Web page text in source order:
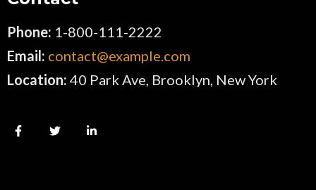
Phone: 1-800-111-2222
Email: contact@example.com
Location: 40 Park Ave, Brooklyn, New York